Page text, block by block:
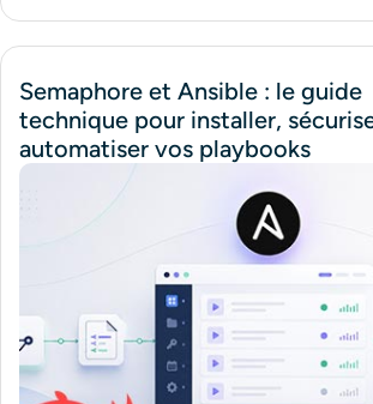
Semaphore et Ansible : le guide
technique pour installer,
automatiser vos playbooks